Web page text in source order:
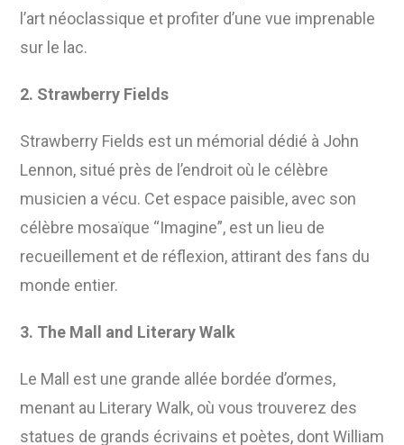
l’art néoclassique et profiter d’une vue imprenable
sur le lac.
2. Strawberry Fields
Strawberry Fields est un mémorial dédié à John
Lennon, situé près de l’endroit où le célèbre
musicien a vécu. Cet espace paisible, avec son
célèbre mosaïque “Imagine”, est un lieu de
recueillement et de réflexion, attirant des fans du
monde entier.
3. The Mall and Literary Walk
Le Mall est une grande allée bordée d’ormes,
menant au Literary Walk, où vous trouverez des
statues de grands écrivains et poètes, dont William